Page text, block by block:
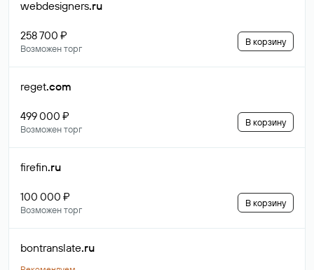
webdesigners.ru
258 700 ₽
Возможен торг
В корзину
reget.com
499 000 ₽
Возможен торг
В корзину
firefin.ru
100 000 ₽
Возможен торг
В корзину
bontranslate.ru